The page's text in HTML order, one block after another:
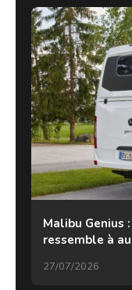
Malibu Genius
ressemble à
27/07/2026